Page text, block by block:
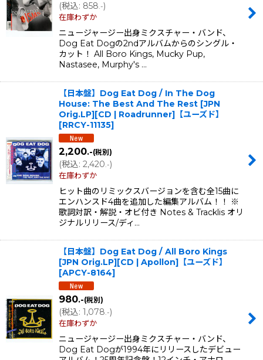
(税込: 858.-)
在庫わずか
ニュージャージー出身ミクスチャー・バンド、
Dog Eat Dogの2ndアルバムからのシングル・
カット！ All Boro Kings, Mucky Pup,
Nastasee, Murphy's …
【日本盤】Dog Eat Dog / In The Dog
House: The Best And The Rest [JPN
Orig.LP][CD | Roadrunner]【ユーズド】
[RRCY-11135]
2,200.-(税別)
(税込: 2,420 .-)
在庫わずか
ヒット曲のリミックスバージョンを含む全15曲に
エンハンスド4曲を追加した編集アルバム！！ ※
歌詞対訳・解説・オビ付き Notes & Tracklis オリ
ジナルリリース/ディ…
【日本盤】Dog Eat Dog / All Boro Kings
[JPN Orig.LP][CD | Apollon]【ユーズド】
[APCY-8164]
980.-(税別)
(税込: 1,078 .-)
在庫わずか
ニュージャージー出身ミクスチャー・バンド、
Dog Eat Dogが1994年にリリースしたデビュー